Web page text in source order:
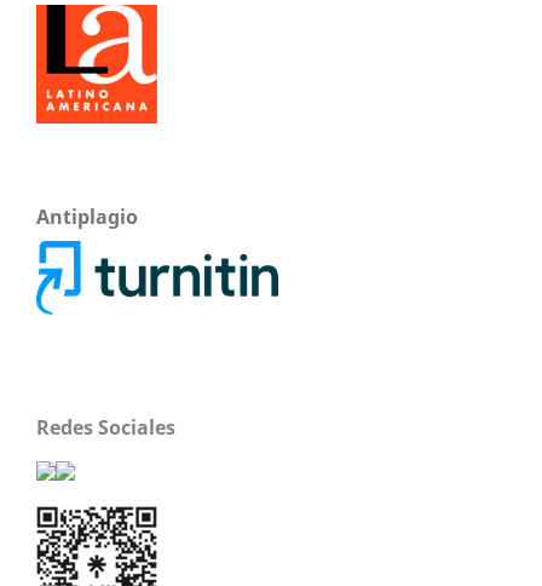
Antiplagio
Redes Sociales